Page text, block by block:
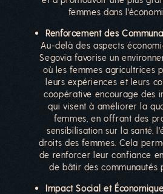
femmes dans
Renforcement des
Au-delà des aspects
Segovia favorise un
où les femmes agricultrices
leurs expériences et leurs
coopérative encourage des
qui visent à améliorer la
femmes, en offrant des
sensibilisation sur la santé,
droits des femmes. Cela
de renforcer leur confiance
de bâtir des communautés
Impact Social et Économique